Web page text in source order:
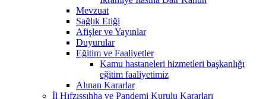
Mevzuat
Sağlık Etiği
Afişler ve Yayınlar
Duyurular
Eğitim ve Faaliyetler
Kamu hastaneleri hizmetleri başkanlığı
eğitim faaliyetimiz
Alınan Kararlar
İl Hıfzıssıhha ve Pandemi Kurulu Kararları